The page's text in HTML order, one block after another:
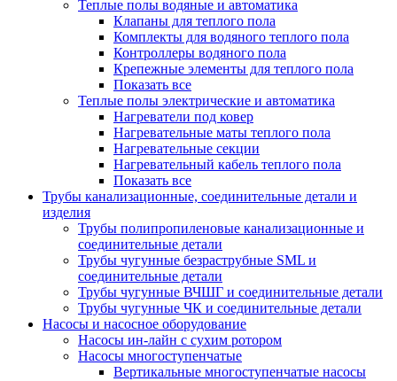
Теплые полы водяные и автоматика
Клапаны для теплого пола
Комплекты для водяного теплого пола
Контроллеры водяного пола
Крепежные элементы для теплого пола
Показать все
Теплые полы электрические и автоматика
Нагреватели под ковер
Нагревательные маты теплого пола
Нагревательные секции
Нагревательный кабель теплого пола
Показать все
Трубы канализационные, соединительные детали и
изделия
Трубы полипропиленовые канализационные и
соединительные детали
Трубы чугунные безраструбные SML и
соединительные детали
Трубы чугунные ВЧШГ и соединительные детали
Трубы чугунные ЧК и соединительные детали
Насосы и насосное оборудование
Насосы ин-лайн с сухим ротором
Насосы многоступенчатые
Вертикальные многоступенчатые насосы